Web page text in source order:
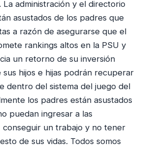
administración y el directorio
asustados de los padres que
a razón de asegurarse que el
rankings altos en la PSU y
un retorno de su inversión
sus hijos e hijas podrán recuperar
dentro del sistema del juego del
los padres están asustados
puedan ingresar a las
conseguir un trabajo y no tener
de sus vidas. Todos somos